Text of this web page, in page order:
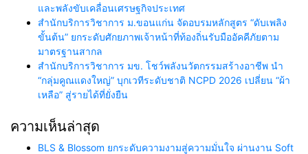
และพลังขับเคลื่อนเศรษฐกิจประเทศ
สำนักบริการวิชาการ ม.ขอนแก่น จัดอบรมหลักสูตร “ดับเพลิง
ขั้นต้น” ยกระดับศักยภาพเจ้าหน้าที่ท้องถิ่นรับมืออัคคีภัยตาม
มาตรฐานสากล
สำนักบริการวิชาการ มข. โชว์พลังนวัตกรรมสร้างอาชีพ นำ
“กลุ่มคูณแดงใหญ่” บุกเวทีระดับชาติ NCPD 2026 เปลี่ยน “ผ้า
เหลือ” สู่รายได้ที่ยั่งยืน
ความเห็นล่าสุด
BLS & Blossom ยกระดับความงามสู่ความมั่นใจ ผ่านงาน Soft